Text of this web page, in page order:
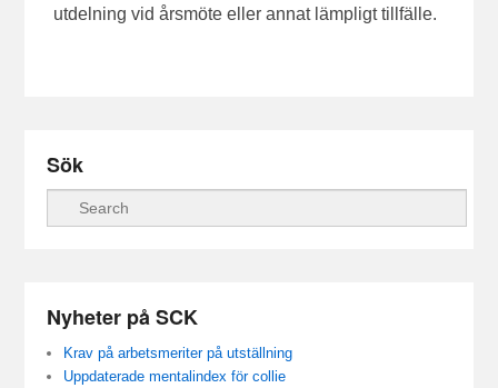
utdelning vid årsmöte eller annat lämpligt tillfälle.
Sök
Nyheter på SCK
Krav på arbetsmeriter på utställning
Uppdaterade mentalindex för collie